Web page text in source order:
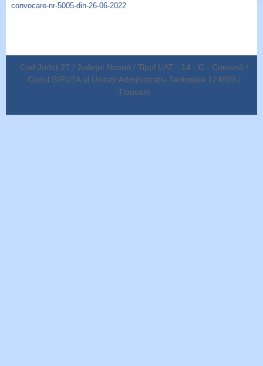
convocare-nr-5005-din-26-06-2022
Cod Județ 27 / Județul Neamț / Tipul UAT - 14 - C - Comună /
Codul SIRUTA al Unitații Administrativ-Teritoriale 124803 /
Țibucani